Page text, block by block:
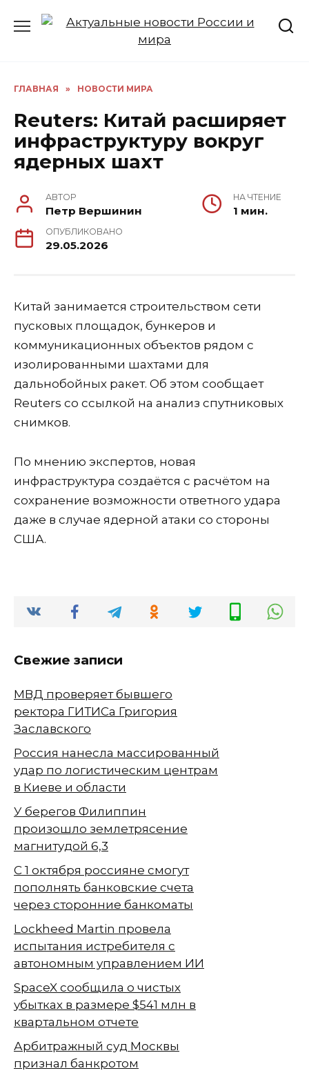
ГЛАВНАЯ » НОВОСТИ МИРА
Reuters: Китай расширяет
инфраструктуру вокруг
ядерных шахт
АВТОР
Петр Вершинин
НА ЧТЕНИЕ
1 мин.
ОПУБЛИКОВАНО
29.05.2026
Китай занимается строительством сети
пусковых площадок, бункеров и
коммуникационных объектов рядом с
изолированными шахтами для
дальнобойных ракет. Об этом сообщает
Reuters со ссылкой на анализ спутниковых
снимков.
По мнению экспертов, новая
инфраструктура создаётся с расчётом на
сохранение возможности ответного удара
даже в случае ядерной атаки со стороны
США.
Свежие записи
МВД проверяет бывшего
ректора ГИТИСа Григория
Заславского
Россия нанесла массированный
удар по логистическим центрам
в Киеве и области
У берегов Филиппин
произошло землетрясение
магнитудой 6,3
С 1 октября россияне смогут
пополнять банковские счета
через сторонние банкоматы
Lockheed Martin провела
испытания истребителя с
автономным управлением ИИ
SpaceX сообщила о чистых
убытках в размере $541 млн в
квартальном отчете
Арбитражный суд Москвы
признал банкротом